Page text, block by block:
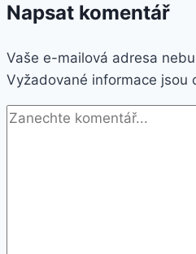
GB
SIM
černý
(22373)
Napsat komentář
Vaše e-mailová adresa
Vyžadované informace jsou